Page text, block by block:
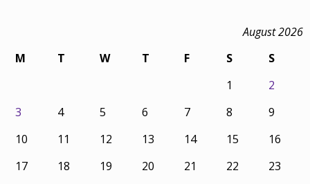
August 2026
M
T W T F S
S
1
2
3
4 5 6 7 8
9
10
11 12 13 14 15
16
17
18 19 20 21 22
23